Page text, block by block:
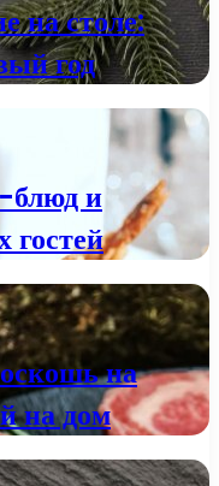
на столе:
год
блюд и
гостей
на
на дом